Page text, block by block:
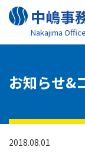
中嶋事
Nakajima
お知らせ&
2018.08.01